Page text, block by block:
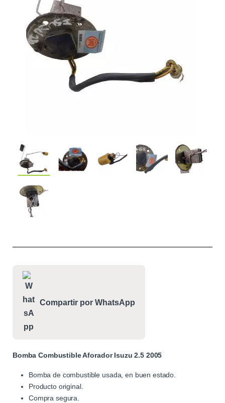
Compartir por WhatsApp
Bomba Combustible Aforador Isuzu 2.5 2005
Bomba de combustible usada, en buen estado.
Producto original.
Compra segura.